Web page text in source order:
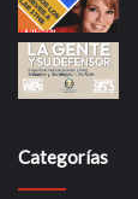
Categorías